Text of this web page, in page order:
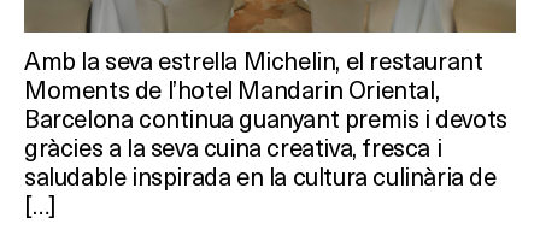
Amb la seva estrella Michelin, el restaurant
Moments de l’hotel Mandarin Oriental,
Barcelona continua guanyant premis i devots
gràcies a la seva cuina creativa, fresca i
saludable inspirada en la cultura culinària de
[…]